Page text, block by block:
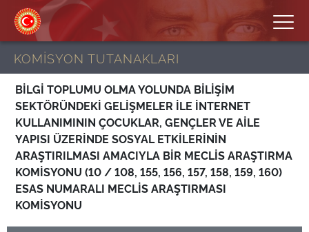
KOMİSYON TUTANAKLARI
BİLGİ TOPLUMU OLMA YOLUNDA BİLİŞİM
SEKTÖRÜNDEKİ GELİŞMELER İLE İNTERNET
KULLANIMININ ÇOCUKLAR, GENÇLER VE AİLE
YAPISI ÜZERİNDE SOSYAL ETKİLERİNİN
ARAŞTIRILMASI AMACIYLA BİR MECLİS ARAŞTIRMA
KOMİSYONU (10 / 108, 155, 156, 157, 158, 159, 160)
ESAS NUMARALI MECLİS ARAŞTIRMASI
KOMİSYONU